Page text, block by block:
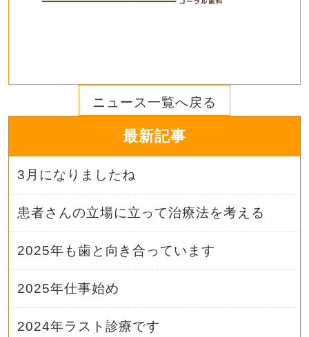
ニュース一覧へ戻る
最新記事
3月になりましたね
患者さんの立場に立って治療法を考える
2025年も歯と向き合っています
2025年仕事始め
2024年ラスト診療です